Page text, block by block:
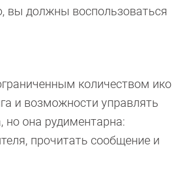
вы должны воспользоваться
количеством
и возможности управлять
она рудиментарна:
прочитать сообщение и